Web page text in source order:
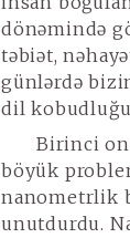
dönəmində
təbiət,
günlərdə
dil kobudluğu
Birinci
böyük
nanometrlik
unutdurdu.